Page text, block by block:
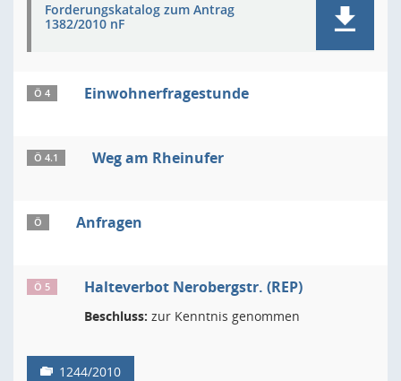
Forderungskatalog zum Antrag
1382/2010 nF
Ö 4 Einwohnerfragestunde
Ö 4.1 Weg am Rheinufer
Ö Anfragen
Ö 5 Halteverbot Nerobergstr. (REP)
Beschluss: zur Kenntnis genommen
1244/2010